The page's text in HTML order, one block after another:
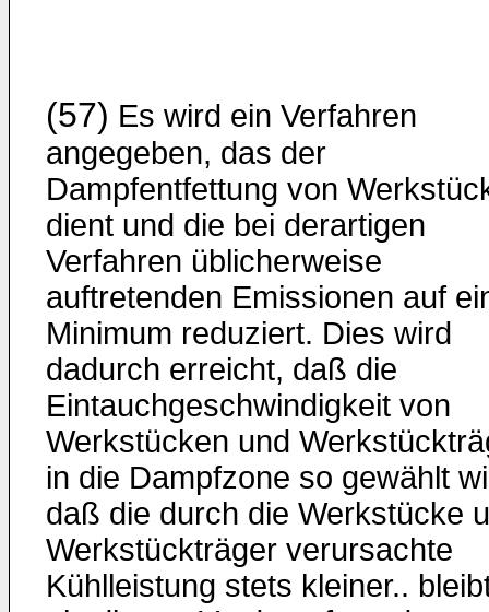
(57) Es wird ein Verfahren
angegeben, das der
Dampfentfettung von
dient und die bei derartigen
Verfahren üblicherweise
auftretenden Emissionen auf
Minimum reduziert. Dies wird
dadurch erreicht, daß die
Eintauchgeschwindigkeit von
Werkstücken und
in die Dampfzone so gewählt
daß die durch die Werkstücke
Werkstückträger verursachte
Kühlleistung stets kleiner..